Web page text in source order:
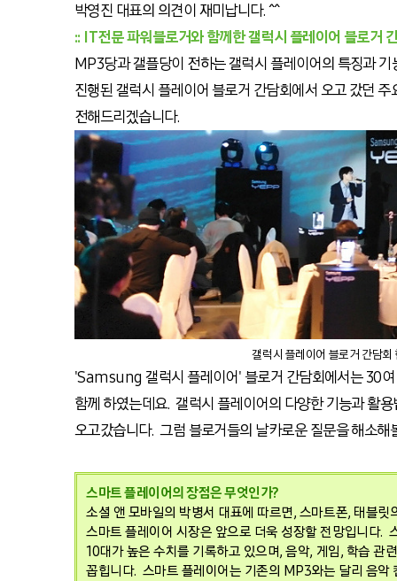
박영진 대표의 의견이 재미납니다. ^^
:: IT전문 파워블로거와 함께한 갤럭시 플레이어 블로거
MP3당과 갤플당이 전하는 갤럭시 플레이어의 특징과
진행된 갤럭시 플레이어 블로거 간담회에서 오고 갔던
전해드리겠습니다.
갤럭시 플레이어 블로거 간담회
'Samsung 갤럭시 플레이어' 블로거 간담회에서는 30
함께 하였는데요. 갤럭시 플레이어의 다양한 기능과 활
오고갔습니다. 그럼 블로거들의 날카로운 질문을 해소해
스마트 플레이어의 장점은 무엇인가?
소셜 앤 모바일의 박병서 대표에 따르면, 스마트폰, 태블
스마트 플레이어 시장은 앞으로 더욱 성장할 전망입니다.
10대가 높은 수치를 기록하고 있으며, 음악, 게임, 학습 관
꼽힙니다. 스마트 플레이어는 기존의 MP3와는 달리 음악